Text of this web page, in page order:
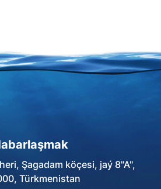
Şagadam köçesi, jaý 8"A",
Türkmenistan